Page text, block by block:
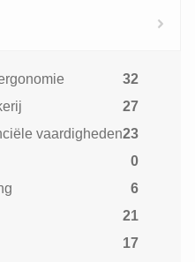
32
27
vaardigheden23
0
6
21
17